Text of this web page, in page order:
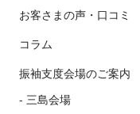
お客さまの声・口コミ
コラム
振袖支度会場のご案内
三島会場